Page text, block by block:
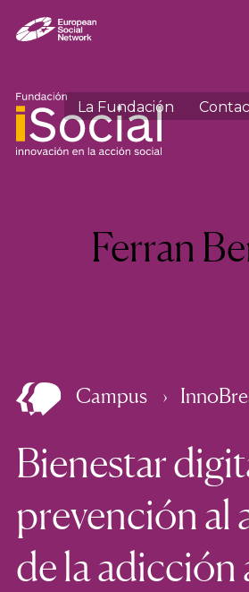
La Fundación
Autor:
Ferran
Campus
Bienestar
prevención al
de la adicción